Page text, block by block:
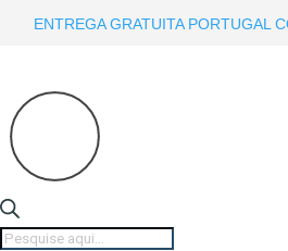
ENTREGA GRATUITA PORTUGAL
Products